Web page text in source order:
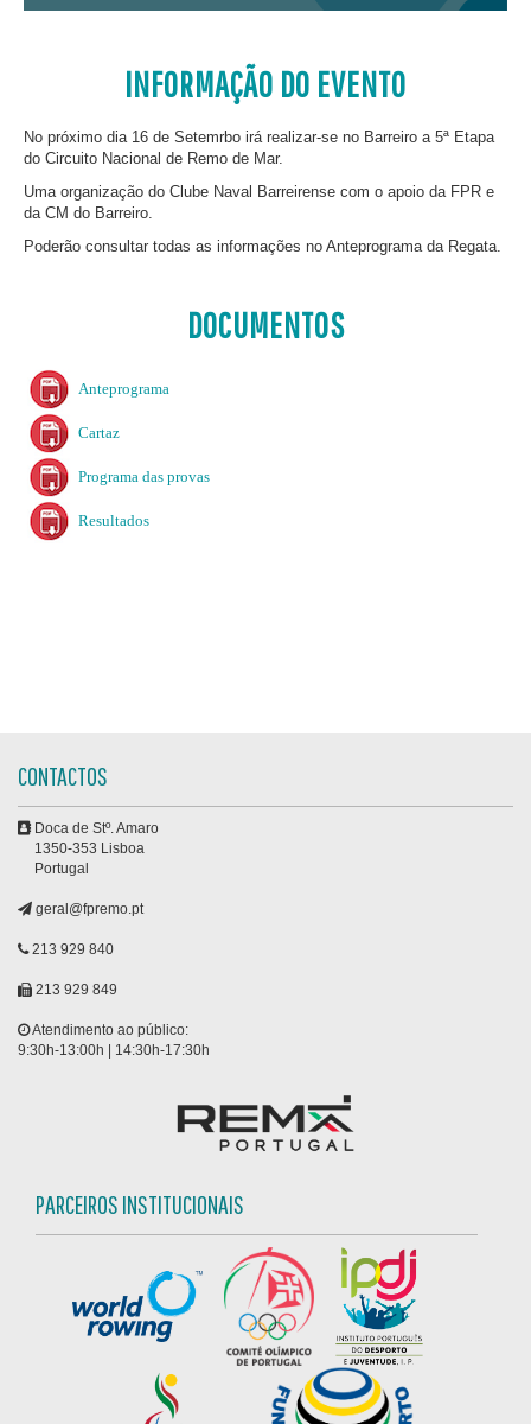
INFORMAÇÃO DO EVENTO
No próximo dia 16 de Setemrbo irá realizar-se no Barreiro a 5ª Etapa
do Circuito Nacional de Remo de Mar.
Uma organização do Clube Naval Barreirense com o apoio da FPR e
da CM do Barreiro.
Poderão consultar todas as informações no Anteprograma da Regata.
DOCUMENTOS
Anteprograma
Cartaz
Programa das provas
Resultados
CONTACTOS
Doca de Stº. Amaro
1350-353 Lisboa
Portugal
geral@fpremo.pt
213 929 840
213 929 849
Atendimento ao público:
9:30h-13:00h | 14:30h-17:30h
PARCEIROS INSTITUCIONAIS